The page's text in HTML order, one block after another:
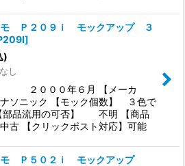
モ Ｐ２０９ｉ モックアップ ３
]
)
し
２０００年６月 【メーカ
ニック 【モック個数】 ３色で
部品流用の可否】 不明 【商品
古 【クリックポスト対応】可能
モ Ｐ５０２ｉ モックアップ